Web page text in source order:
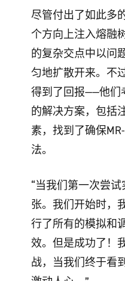
尽管付出了如此多
个方向上注入熔融
的复杂交点中以问
匀地扩散开来。不
得到了回报——他们
的解决方案，包括
素，找到了确保
法。
“当我们第一次尝
张。我们开始时，
行了所有的模拟和
效。但是成功了！
战，当我们终于看